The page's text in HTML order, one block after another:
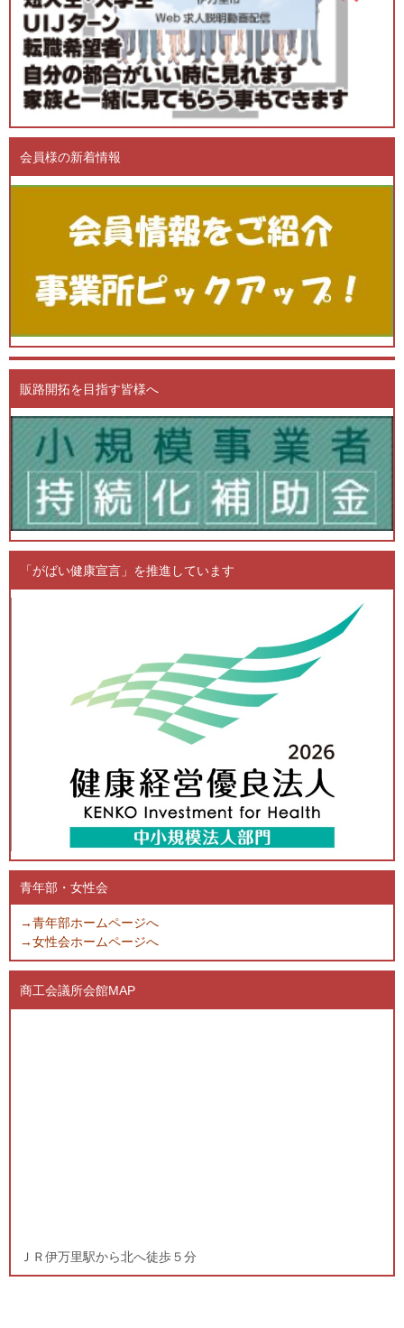
会員様の新着情報
販路開拓を目指す皆様へ
「がばい健康宣言」を推進しています
青年部・女性会
→青年部ホームページへ
→女性会ホームページへ
商工会議所会館MAP
ＪＲ伊万里駅から北へ徒歩５分